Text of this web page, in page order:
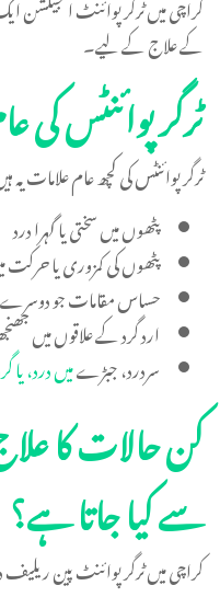
کے علاج کے لیے۔
ٹرگر پوائنٹس کی
ٹرگر پوائنٹس کی کچھ عام علامات یہ
پٹھوں میں سختی یا گہرا درد
پٹھوں کی کمزوری یا حرکت
حساس مقامات جو دوسرے
ارد گرد کے علاقوں میں
سردرد، جبڑےمیں درد، یا
کن حالات کا
سے کیا جاتا ہے؟
کراچی میں ٹرگر پوائنٹ پین